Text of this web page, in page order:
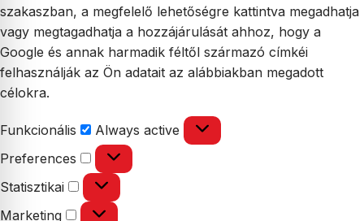
szakaszban, a megfelelő lehetőségre kattintva megadhatja
vagy megtagadhatja a hozzájárulását ahhoz, hogy a
Google és annak harmadik féltől származó címkéi
felhasználják az Ön adatait az alábbiakban megadott
célokra.
Funkcionális Funkcionális
Always active
Preferences
Preferences
Statisztikai Statisztikai
Marketing
Marketing